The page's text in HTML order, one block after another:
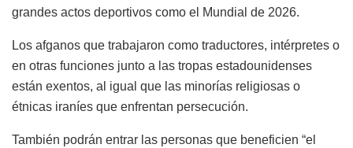
grandes actos deportivos como el Mundial de 2026.
Los afganos que trabajaron como traductores, intérpretes o
en otras funciones junto a las tropas estadounidenses
están exentos, al igual que las minorías religiosas o
étnicas iraníes que enfrentan persecución.
También podrán entrar las personas que beneficien “el